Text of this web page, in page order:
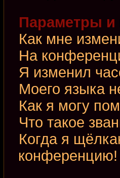
Параметры и
Как мне
На
Я изменил
Моего языка
Как я могу
Что такое
Когда я
конференцию!